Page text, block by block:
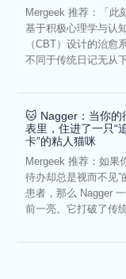
Mergeek 推荐：「此
基于积极心理学与认
（CBT）设计的治愈
不同于传统日记无从
🐱 Nagger：当你的
表里，住进了一只“
卡”的粘人猫咪
Mergeek 推荐：如果
待办却总是视而不见”
患者，那么 Nagger
前一亮。它打破了传